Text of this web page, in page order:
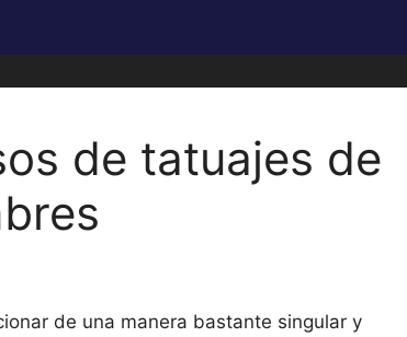
de tatuajes de
de una manera bastante singular y